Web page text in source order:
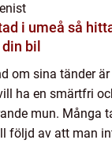
så hittar du rätt
bil
om sina tänder
ha en smärtfri
mun. Många
följd av att man